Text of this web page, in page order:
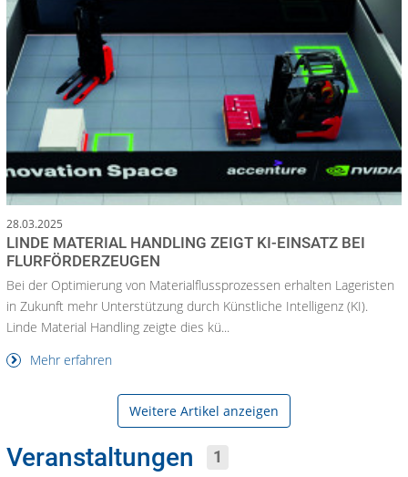
28.03.2025
LINDE MATERIAL HANDLING ZEIGT KI-EINSATZ BEI
FLURFÖRDERZEUGEN
Bei der Optimierung von Materialflussprozessen erhalten Lageristen
in Zukunft mehr Unterstützung durch Künstliche Intelligenz (KI).
Linde Material Handling zeigte dies kü...
Mehr erfahren
Weitere Artikel anzeigen
Veranstaltungen 1